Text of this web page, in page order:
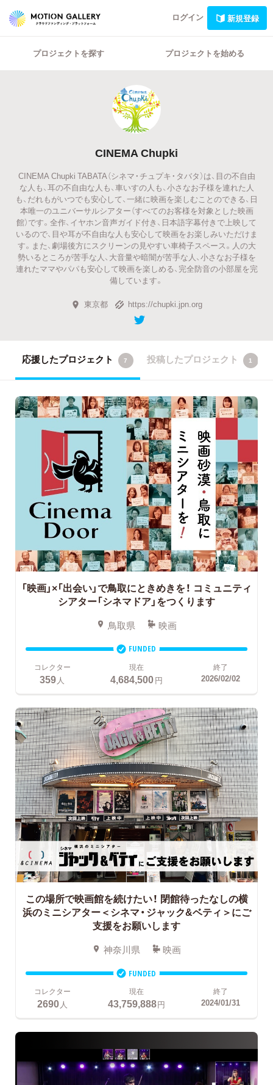
ログイン 新規登録
プロジェクトを探す プロジェクトを始める
CINEMA Chupki
CINEMA Chupki TABATA（シネマ・チュプキ・タバタ）は、目の不自由
な人も、耳の不自由な人も、車いすの人も、小さなお子様を連れた人
も、だれもがいつでも安心して、一緒に映画を楽しむことのできる、日
本唯一のユニバーサルシアター（すべてのお客様を対象とした映画
館）です。全作、イヤホン音声ガイド付き、日本語字幕付きで上映して
いるので、目や耳が不自由な人も安心して映画をお楽しみいただけま
す。また、劇場後方にスクリーンの見やすい車椅子スペース。人の大
勢いるところが苦手な人、大音量や暗闇が苦手な人、小さなお子様を
連れたママやパパも安心して映画を楽しめる、完全防音の小部屋を完
備しています。
東京都 https://chupki.jpn.org
応援したプロジェクト 7 投稿したプロジェクト 1
「映画」×「出会い」で鳥取にときめきを！ コミュニティ
シアター「シネマドア」をつくります
鳥取県 映画
FUNDED
コレクター
359 人
現在
4,684,500円
終了
2026/02/02
この場所で映画館を続けたい！ 閉館待ったなしの横
浜のミニシアター＜シネマ・ジャック&ベティ＞にご
支援をお願いします
神奈川県 映画
FUNDED
コレクター
2690人
現在
43,759,888円
終了
2024/01/31